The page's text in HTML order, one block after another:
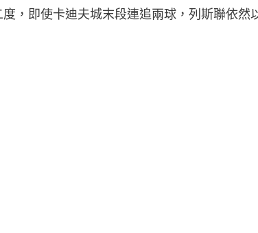
，即使卡迪夫城末段連追兩球，列斯聯依然